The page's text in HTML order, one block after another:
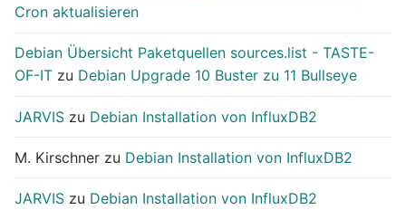
Cron aktualisieren
Debian Übersicht Paketquellen sources.list - TASTE-
OF-IT zu Debian Upgrade 10 Buster zu 11 Bullseye
JARVIS zu Debian Installation von InfluxDB2
M. Kirschner zu Debian Installation von InfluxDB2
JARVIS zu Debian Installation von InfluxDB2